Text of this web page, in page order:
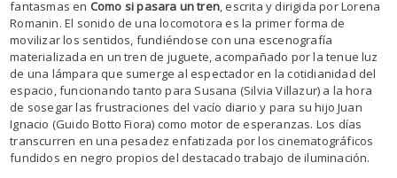
fantasmas en Como si pasara un tren, escrita y dirigida por Lorena
Romanin. El sonido de una locomotora es la primer forma de
movilizar los sentidos, fundiéndose con una escenografía
materializada en un tren de juguete, acompañado por la tenue luz
de una lámpara que sumerge al espectador en la cotidianidad del
espacio, funcionando tanto para Susana (Silvia Villazur) a la hora
de sosegar las frustraciones del vacío diario y para su hijo Juan
Ignacio (Guido Botto Fiora) como motor de esperanzas. Los días
transcurren en una pesadez enfatizada por los cinematográficos
fundidos en negro propios del destacado trabajo de iluminación.